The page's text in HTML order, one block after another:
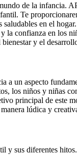
de la infancia.
Te
en el
la confianza en los
y el
un aspecto
los niños y niñas
principal de este
lúdica y
sus diferentes